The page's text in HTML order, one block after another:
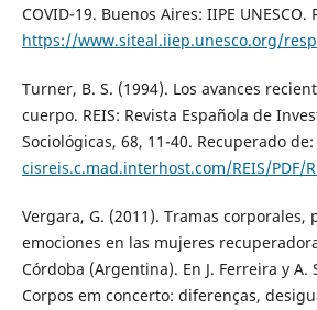
COVID-19. Buenos Aires: IIPE UNESCO.
https://www.siteal.iiep.unesco.org/
Turner, B. S. (1994). Los avances
cuerpo. REIS: Revista Española de
Sociológicas, 68, 11-40. Recuperado de:
cisreis.c.mad.interhost.com/REIS/PDF/
Vergara, G. (2011). Tramas corporales,
emociones en las mujeres
Córdoba (Argentina). En J. Ferreira y A.
Corpos em concerto: diferenças,